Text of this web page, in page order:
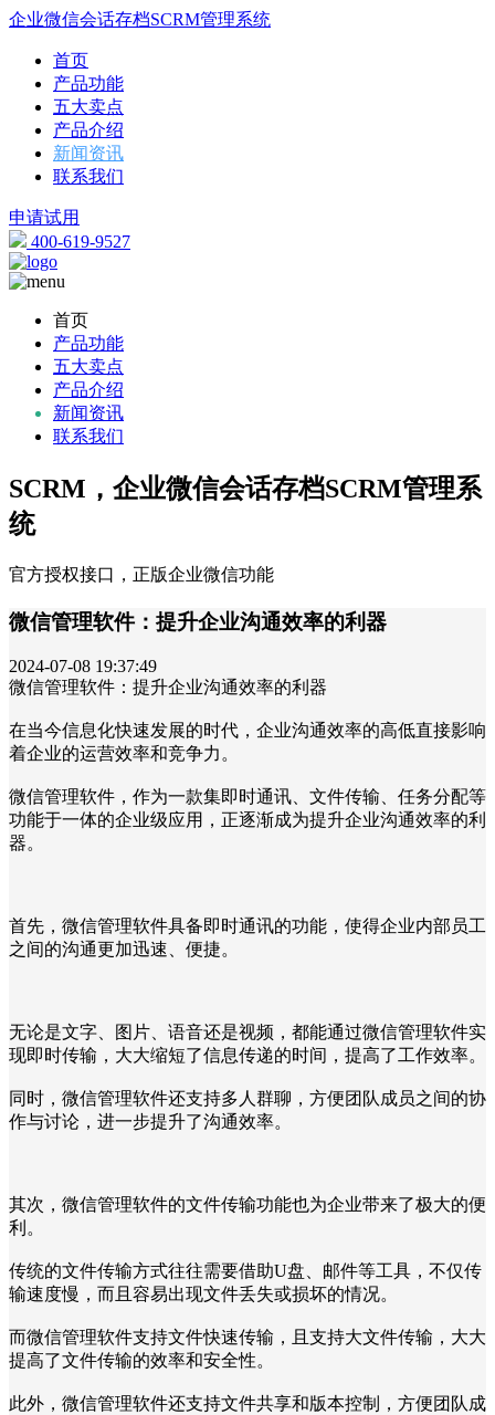
企业微信会话存档SCRM管理系统
首页
产品功能
五大卖点
产品介绍
新闻资讯
联系我们
申请试用
400-619-9527
首页
产品功能
五大卖点
产品介绍
新闻资讯
联系我们
SCRM，企业微信会话存档SCRM管理系
统
官方授权接口，正版企业微信功能
微信管理软件：提升企业沟通效率的利器
2024-07-08 19:37:49
微信管理软件：提升企业沟通效率的利器
在当今信息化快速发展的时代，企业沟通效率的高低直接影响
着企业的运营效率和竞争力。
微信管理软件，作为一款集即时通讯、文件传输、任务分配等
功能于一体的企业级应用，正逐渐成为提升企业沟通效率的利
器。
首先，微信管理软件具备即时通讯的功能，使得企业内部员工
之间的沟通更加迅速、便捷。
无论是文字、图片、语音还是视频，都能通过微信管理软件实
现即时传输，大大缩短了信息传递的时间，提高了工作效率。
同时，微信管理软件还支持多人群聊，方便团队成员之间的协
作与讨论，进一步提升了沟通效率。
其次，微信管理软件的文件传输功能也为企业带来了极大的便
利。
传统的文件传输方式往往需要借助U盘、邮件等工具，不仅传
输速度慢，而且容易出现文件丢失或损坏的情况。
而微信管理软件支持文件快速传输，且支持大文件传输，大大
提高了文件传输的效率和安全性。
此外，微信管理软件还支持文件共享和版本控制，方便团队成